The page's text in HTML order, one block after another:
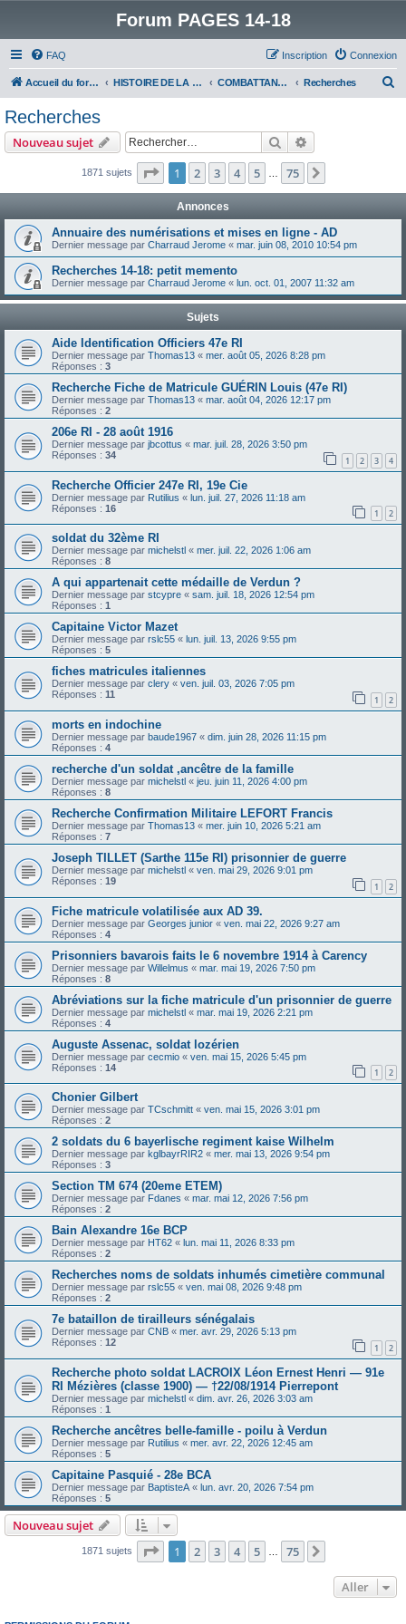
Forum PAGES 14-18
FAQ Connexion
Inscription
Accueil du forum HISTOIRE DE LA GRANDE GUERRE COMBATTANTS DE LA GRANDE GUERRE Recherches
e
Recherches
Nouveau sujet Rechercher
1871 sujets Page 1sur75
1 2 3 4 5 75
Annonces
Annuaire des numérisations et mises en ligne - AD
Dernier message par Charraud Jerome « mar. juin 08, 2010 10:54 pm
Recherches 14-18: petit memento
Dernier message par Charraud Jerome « lun. oct. 01, 2007 11:32 am
Sujets
Aide Identification Officiers 47e RI
Dernier message par Thomas13 « mer. août 05, 2026 8:28 pm
Réponses : 3
Recherche Fiche de Matricule GUÉRIN Louis (47e RI)
Dernier message par Thomas13 « mar. août 04, 2026 12:17 pm
Réponses : 2
206e RI - 28 août 1916
Dernier message par jbcottus « mar. juil. 28, 2026 3:50 pm
Réponses : 34 1 2 3 4
Recherche Officier 247e RI, 19e Cie
Dernier message par Rutilius « lun. juil. 27, 2026 11:18 am
Réponses : 16 1 2
soldat du 32ème RI
Dernier message par michelstl « mer. juil. 22, 2026 1:06 am
Réponses : 8
A qui appartenait cette médaille de Verdun ?
Dernier message par stcypre « sam. juil. 18, 2026 12:54 pm
Réponses : 1
Capitaine Victor Mazet
Dernier message par rslc55 « lun. juil. 13, 2026 9:55 pm
Réponses : 5
fiches matricules italiennes
Dernier message par clery « ven. juil. 03, 2026 7:05 pm
Réponses : 11 1 2
morts en indochine
Dernier message par baude1967 « dim. juin 28, 2026 11:15 pm
Réponses : 4
recherche d'un soldat ,ancêtre de la famille
Dernier message par michelstl « jeu. juin 11, 2026 4:00 pm
Réponses : 8
Recherche Confirmation Militaire LEFORT Francis
Dernier message par Thomas13 « mer. juin 10, 2026 5:21 am
Réponses : 7
Joseph TILLET (Sarthe 115e RI) prisonnier de guerre
Dernier message par michelstl « ven. mai 29, 2026 9:01 pm
Réponses : 19 1 2
Fiche matricule volatilisée aux AD 39.
Dernier message par Georges junior « ven. mai 22, 2026 9:27 am
Réponses : 4
Prisonniers bavarois faits le 6 novembre 1914 à Carency
Dernier message par Willelmus « mar. mai 19, 2026 7:50 pm
Réponses : 8
Abréviations sur la fiche matricule d'un prisonnier de guerre
Dernier message par michelstl « mar. mai 19, 2026 2:21 pm
Réponses : 4
Auguste Assenac, soldat lozérien
Dernier message par cecmio « ven. mai 15, 2026 5:45 pm
Réponses : 14 1 2
Chonier Gilbert
Dernier message par TCschmitt « ven. mai 15, 2026 3:01 pm
Réponses : 2
2 soldats du 6 bayerlische regiment kaise Wilhelm
Dernier message par kglbayrRIR2 « mer. mai 13, 2026 9:54 pm
Réponses : 3
Section TM 674 (20eme ETEM)
Dernier message par Fdanes « mar. mai 12, 2026 7:56 pm
Réponses : 2
Bain Alexandre 16e BCP
Dernier message par HT62 « lun. mai 11, 2026 8:33 pm
Réponses : 2
Recherches noms de soldats inhumés cimetière communal
Dernier message par rslc55 « ven. mai 08, 2026 9:48 pm
Réponses : 2
7e bataillon de tirailleurs sénégalais
Dernier message par CNB « mer. avr. 29, 2026 5:13 pm
Réponses : 12 1 2
Recherche photo soldat LACROIX Léon Ernest Henri — 91e
RI Mézières (classe 1900) — †22/08/1914 Pierrepont
Dernier message par michelstl « dim. avr. 26, 2026 3:03 am
Réponses : 1
Recherche ancêtres belle-famille - poilu à Verdun
Dernier message par Rutilius « mer. avr. 22, 2026 12:45 am
Réponses : 5
Capitaine Pasquié - 28e BCA
Dernier message par BaptisteA « lun. avr. 20, 2026 7:54 pm
Réponses : 5
Nouveau sujet
1871 sujets Page 1sur75
1 2 3 4 5 75
Aller